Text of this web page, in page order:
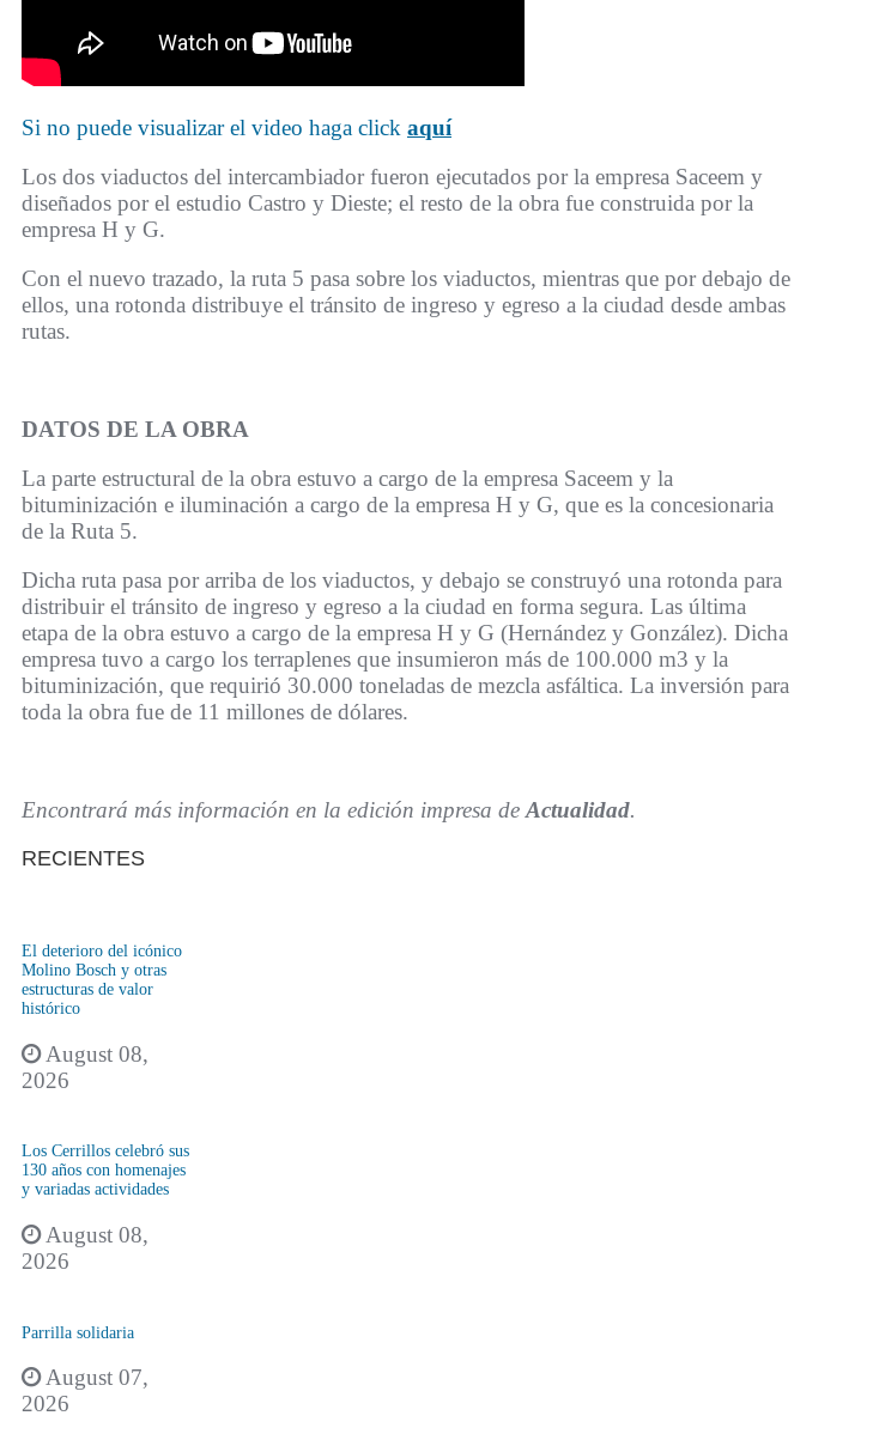
Si no puede visualizar el video haga click aquí
Los dos viaductos del intercambiador fueron ejecutados por la empresa Saceem y
diseñados por el estudio Castro y Dieste; el resto de la obra fue construida por la
empresa H y G.
Con el nuevo trazado, la ruta 5 pasa sobre los viaductos, mientras que por debajo de
ellos, una rotonda distribuye el tránsito de ingreso y egreso a la ciudad desde ambas
rutas.
DATOS DE LA OBRA
La parte estructural de la obra estuvo a cargo de la empresa Saceem y la
bituminización e iluminación a cargo de la empresa H y G, que es la concesionaria
de la Ruta 5.
Dicha ruta pasa por arriba de los viaductos, y debajo se construyó una rotonda para
distribuir el tránsito de ingreso y egreso a la ciudad en forma segura. Las última
etapa de la obra estuvo a cargo de la empresa H y G (Hernández y González). Dicha
empresa tuvo a cargo los terraplenes que insumieron más de 100.000 m3 y la
bituminización, que requirió 30.000 toneladas de mezcla asfáltica. La inversión para
toda la obra fue de 11 millones de dólares.
Encontrará más información en la edición impresa deActualidad.
RECIENTES
El deterioro del icónico
Molino Bosch y otras
estructuras de valor
histórico
August 08,
2026
Los Cerrillos celebró sus
130 años con homenajes
y variadas actividades
August 08,
2026
Parrilla solidaria
August 07,
2026